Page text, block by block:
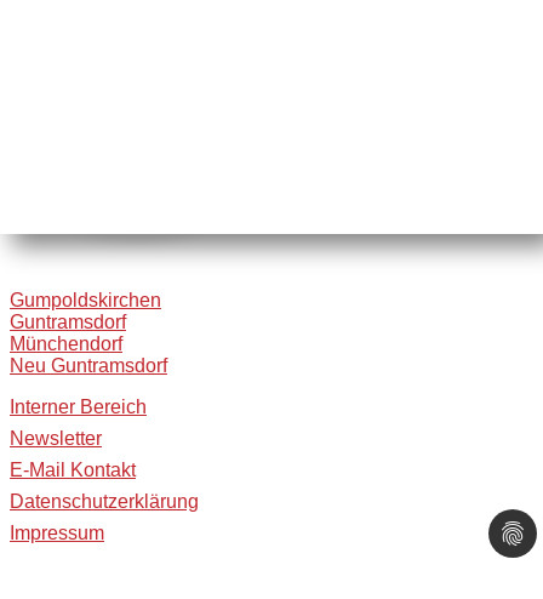
Gumpoldskirchen
Guntramsdorf
Münchendorf
Neu Guntramsdorf
Interner Bereich
Newsletter
E-Mail Kontakt
Datenschutzerklärung
Impressum